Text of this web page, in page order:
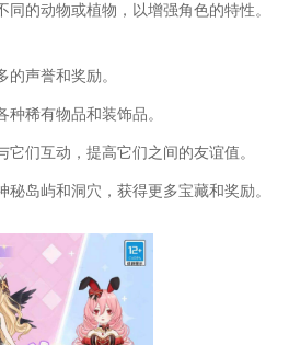
的动物或植物，以增强角色的特性。
的声誉和奖励。
稀有物品和装饰品。
们互动，提高它们之间的友谊值。
岛屿和洞穴，获得更多宝藏和奖励。